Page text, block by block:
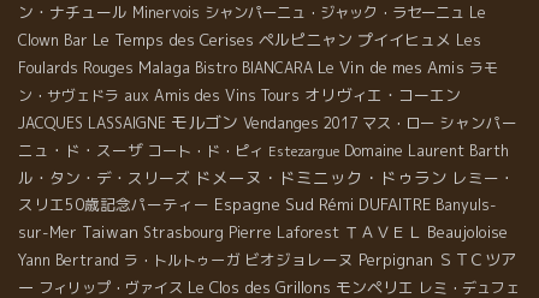
ン・ナチュール Minervois シャンパーニュ・ジャック・ラセーニュ Le
Clown Bar Le Temps des Cerises ペルピニャン プイイヒュメ Les
Foulards Rouges Malaga Bistro BIANCARA Le Vin de mes Amis ラモ
ン・サヴェドラ aux Amis des Vins Tours オリヴィエ・コーエン
JACQUES LASSAIGNE モルゴン Vendanges 2017 マス・ロー シャンパー
ニュ・ド・スーザ コート・ド・ピィ Estezargue Domaine Laurent Barth
ル・タン・デ・スリーズ ドメーヌ・ドミニック・ドゥラン レミー・
スリエ50歳記念パーティー Espagne Sud Rémi DUFAITRE Banyuls-
sur-Mer Taiwan Strasbourg Pierre Laforest ＴＡＶＥＬ Beaujoloise
Yann Bertrand ラ・トルトゥーガ ビオジョレーヌ Perpignan ＳＴＣツア
ー フィリップ・ヴァイス Le Clos des Grillons モンペリエ レミ・デュフェ